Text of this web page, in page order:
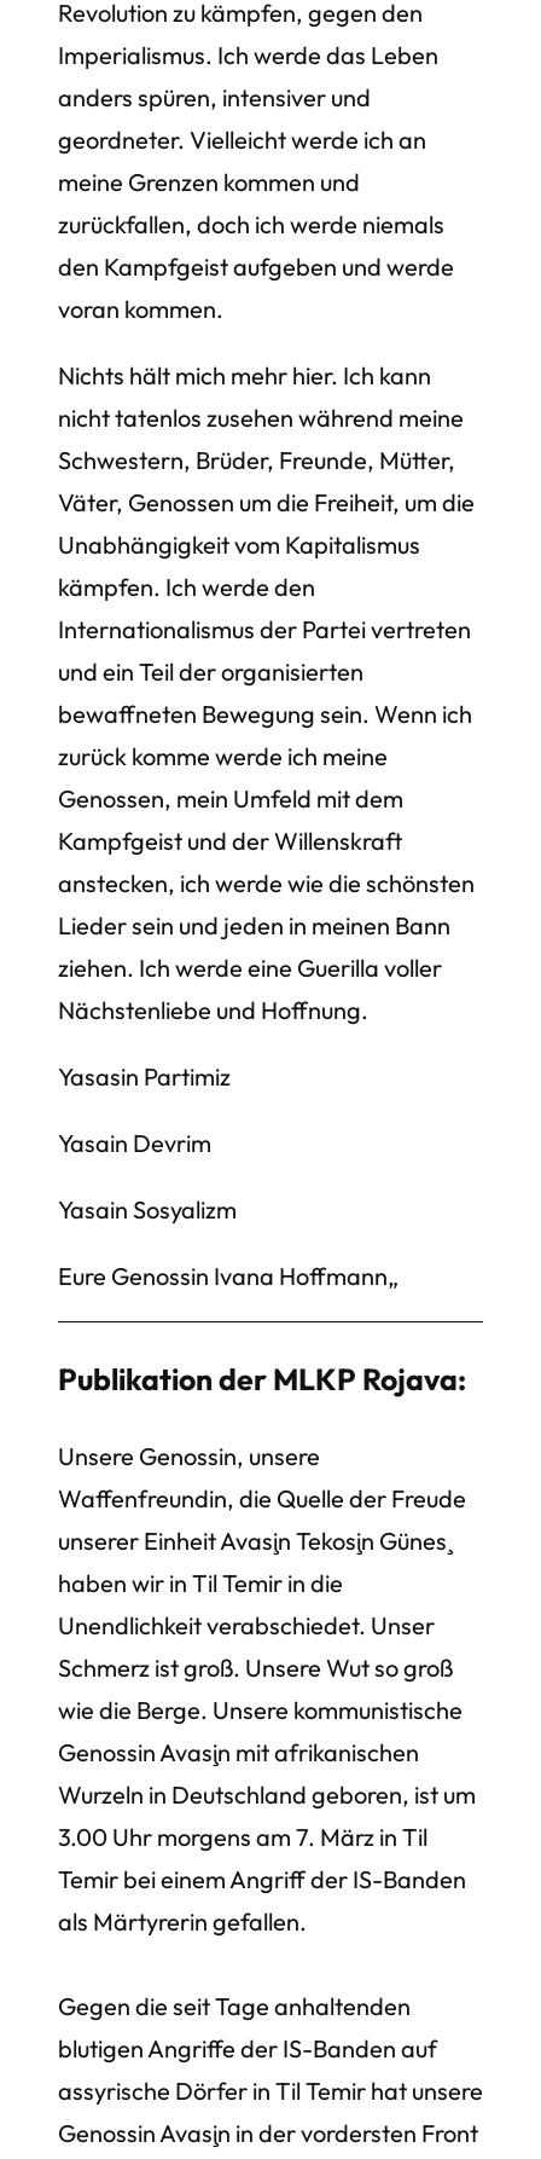
Revolution zu kämpfen, gegen den
Imperialismus. Ich werde das Leben
anders spüren, intensiver und
geordneter. Vielleicht werde ich an
meine Grenzen kommen und
zurückfallen, doch ich werde niemals
den Kampfgeist aufgeben und werde
voran kommen.
Nichts hält mich mehr hier. Ich kann
nicht tatenlos zusehen während meine
Schwestern, Brüder, Freunde, Mütter,
Väter, Genossen um die Freiheit, um die
Unabhängigkeit vom Kapitalismus
kämpfen. Ich werde den
Internationalismus der Partei vertreten
und ein Teil der organisierten
bewaffneten Bewegung sein. Wenn ich
zurück komme werde ich meine
Genossen, mein Umfeld mit dem
Kampfgeist und der Willenskraft
anstecken, ich werde wie die schönsten
Lieder sein und jeden in meinen Bann
ziehen. Ich werde eine Guerilla voller
Nächstenliebe und Hoffnung.
Yasasin Partimiz
Yasain Devrim
Yasain Sosyalizm
Eure Genossin Ivana Hoffmann„
Publikation der MLKP Rojava:
Unsere Genossin, unsere
Waffenfreundin, die Quelle der Freude
unserer Einheit Avaşin Tekoşin Güneş
haben wir in Til Temir in die
Unendlichkeit verabschiedet. Unser
Schmerz ist groß. Unsere Wut so groß
wie die Berge. Unsere kommunistische
Genossin Avaşin mit afrikanischen
Wurzeln in Deutschland geboren, ist um
3.00 Uhr morgens am 7. März in Til
Temir bei einem Angriff der IS-Banden
als Märtyrerin gefallen.
Gegen die seit Tage anhaltenden
blutigen Angriffe der IS-Banden auf
assyrische Dörfer in Til Temir hat unsere
Genossin Avaşin in der vordersten Front